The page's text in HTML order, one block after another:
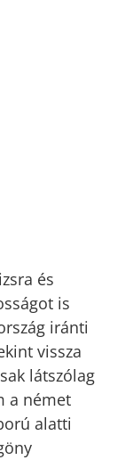
és
is
iránti
vissza
látszólag
a német
alatti